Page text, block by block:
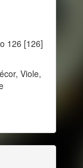
126 [126]
Viole,